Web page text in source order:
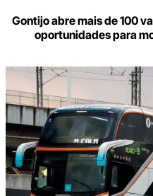
Gontijo abre mais de 100
oportunidades para